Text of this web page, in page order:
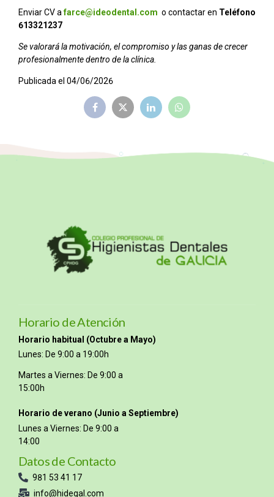
Enviar CV afarce@ideodental.com o contactar en Teléfono
613321237
Se valorará la motivación, el compromiso y las ganas de crecer
profesionalmente dentro de la clínica.
Publicada el 04/06/2026
Horario de Atención
Horario habitual (Octubre a Mayo)
Lunes: De 9:00 a 19:00h
Martes a Viernes: De 9:00 a
15:00h
Horario de verano (Junio a Septiembre)
Lunes a Viernes: De 9:00 a
14:00
Datos de Contacto
981 53 41 17
info@hidegal.com